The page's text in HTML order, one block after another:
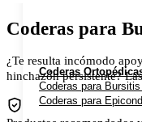
Coderas
Coderas para
Coderas para
Coderas para
¿Te resulta incómodo
hinchazón persistente?